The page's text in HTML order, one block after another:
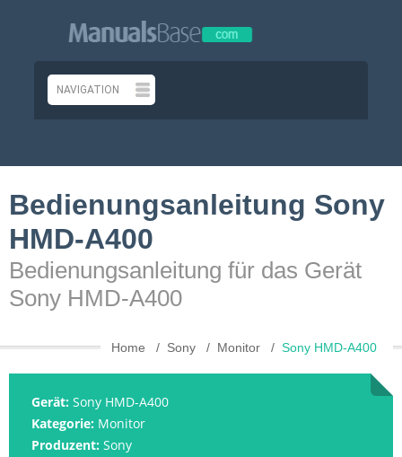
Bedienungsanleitung Sony
HMD-A400
Bedienungsanleitung für das Gerät
Sony HMD-A400
Home Sony Monitor Sony HMD-A400
Gerät: Sony HMD-A400
Kategorie: Monitor
Produzent: Sony